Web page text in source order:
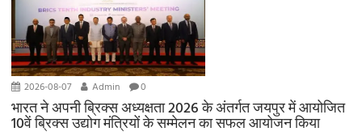
2026-08-07 Admin 0
भारत ने अपनी ब्रिक्स अध्यक्षता 2026 के अंतर्गत जयपुर में आयोजित
10वें ब्रिक्स उद्योग मंत्रियों के सम्मेलन का सफल आयोजन किया